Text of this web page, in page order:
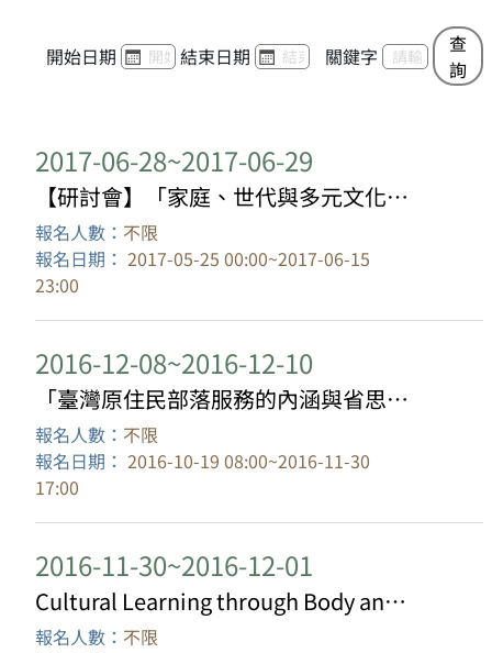
開始日期 結束日期 關鍵字
查
詢
2017-06-28~2017-06-29
【研討會】「家庭、世代與多元文化」學術研討會
報名人數： 不限
報名日期： 2017-05-25 00:00~2017-06-15
23:00
2016-12-08~2016-12-10
「臺灣原住民部落服務的內涵與省思」研討會
報名人數： 不限
報名日期： 2016-10-19 08:00~2016-11-30
17:00
2016-11-30~2016-12-01
Cultural Learning through Body and Narrative in Asia
報名人數： 不限